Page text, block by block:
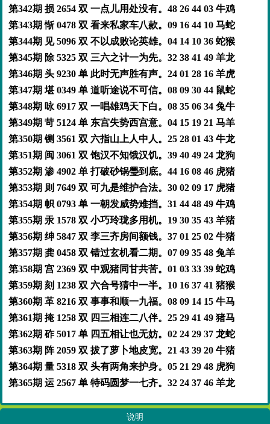
第342期 损 2654 双 一点儿用处没有。48 26 44 03 牛鸡
第343期 惭 0478 双 看来私家车八款。09 16 44 10 马蛇
第344期 见 5096 双 不以成败论英雄。04 14 10 36 蛇猴
第345期 除 5325 双 三六之计一为先。32 38 41 49 羊龙
第346期 头 9230 单 此时无声胜有声。24 01 28 16 羊虎
第347期 堪 0349 单 道听途说不可信。08 09 30 44 鼠蛇
第348期 咏 6917 双 一唱雄鸡天下白。08 35 06 34 兔牛
第349期 苛 5124 单 东宫失势西宫意。04 15 19 21 马羊
第350期 铡 3561 双 六指山上人中人。25 28 01 43 牛龙
第351期 闽 3061 双 饱汉不知饿汉饥。39 40 49 24 龙狗
第352期 渗 4902 单 打破砂锅璺到底。44 16 08 46 虎猪
第353期 则 7649 双 可九是维护合法。30 02 09 17 虎猪
第354期 帜 0793 单 一朝发威势难挡。31 44 48 49 牛鸡
第355期 汞 1578 双 小巧玲珑多用机。19 30 35 43 羊猪
第356期 绅 5847 双 李三齐房间额钱。37 01 25 02 牛猪
第357期 龚 0458 双 错过玄机看二期。07 09 35 48 兔羊
第358期 宫 2369 双 中观猪同甘共苦。01 03 33 39 蛇鸡
第359期 刻 1238 双 六合号猜中一半。10 16 37 41 猪猴
第360期 革 8216 双 事事和顺一九福。08 09 14 15 牛马
第361期 掩 1258 双 四三相连二八伴。25 29 41 49 猪马
第362期 砟 5017 单 四五相让也无妨。02 24 29 37 龙蛇
第363期 阵 2059 双 拔了萝卜地皮宽。21 43 39 20 牛猪
第364期 量 5318 双 头有两角来护身。05 21 29 48 虎狗
第365期 运 2567 单 特码圆梦一七齐。32 24 37 46 羊龙
说明